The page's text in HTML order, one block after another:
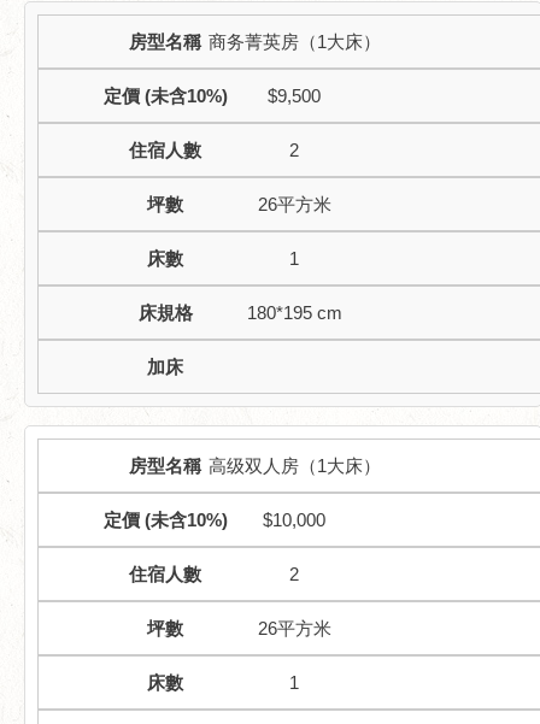
商务菁英房（1大床）
$9,500
2
26平方米
1
180*195 cm
高级双人房（1大床）
$10,000
2
26平方米
1